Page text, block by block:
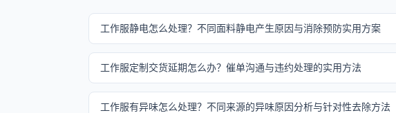
工作服静电怎么处理？不同面料静电产生原因与消除预防实用方案
工作服定制交货延期怎么办？催单沟通与违约处理的实用方法
工作服有异味怎么处理？不同来源的异味原因分析与针对性去除方法